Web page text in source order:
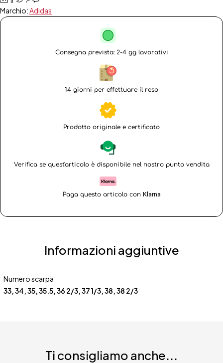
Marchio:Adidas
Consegna prevista: 2-4 gg lavorativi
14 giorni per effettuare il reso
Prodotto originale e certificato
Verifica se quest'articolo è disponibile nel nostro punto vendita
Paga questo articolo con Klarna
Informazioni aggiuntive
Numero scarpa
33,34,35,35.5,36 2/3,37 1/3,38,38 2/3
Ti consigliamo anche...